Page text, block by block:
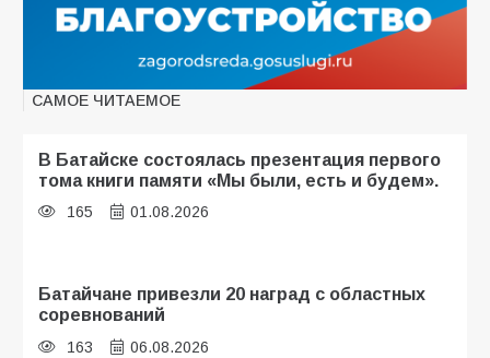
САМОЕ ЧИТАЕМОЕ
В Батайске состоялась презентация первого
тома книги памяти «Мы были, есть и будем».
165 01.08.2026
Батайчане привезли 20 наград с областных
соревнований
163 06.08.2026